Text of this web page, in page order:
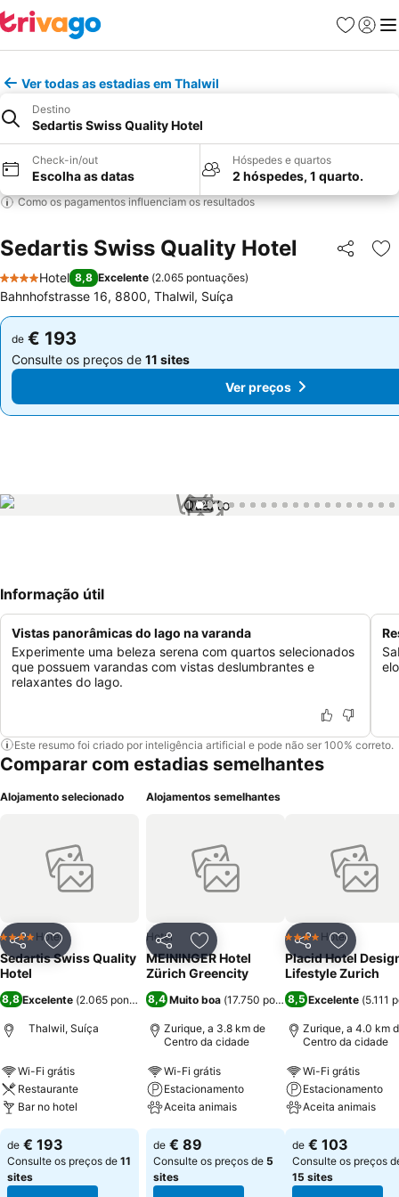
Favoritos
Iniciar
Ver todas as estadias em Thalwil
Destino
Sedartis Swiss Quality Hotel
Check-in/out
Escolha as datas
Hóspedes e quartos
2 hóspedes, 1 quarto.
Como os pagamentos influenciam os resultados
Sedartis Swiss Quality Hotel Partilhar
4 Estrelas
Hotel 8,8 Excelente (2.065 pontuações)
Bahnhofstrasse 16, 8800, Thalwil, Suíça
de € 193
Consulte os preços de 11 sites
de € 193
Consulte os preços de 11 sites
Ver preços
1 / 29
Informação útil
Vistas panorâmicas do lago na varanda
Experimente uma beleza serena com quartos selecionados
que possuem varandas com vistas deslumbrantes e
relaxantes do lago.
Este resumo foi criado por inteligência artificial e pode não ser 100% correto.
Comparar com estadias semelhantes
Alojamento selecionado
PartilharAdicionar aos favoritos
4 EstrelasHotel
Sedartis Swiss Quality
Hotel
8,8 Excelente (2.065 pontuações)
Thalwil, Suíça
Wi-Fi grátis
Restaurante
Bar no hotel
de € 193
Consulte os preços de 11
sites
Alojamentos semelhantes
PartilharAdicionar aos favoritos
Hotel
MEININGER Hotel
Zürich Greencity
8,4 Muito boa (17.750 pontuações)
Zurique, a 3.8 km de
Centro da cidade
Wi-Fi grátis
Estacionamento
Aceita animais
de € 89
Consulte os preços de 5
sites
Partilhar
4 EstrelasHotel
Placid Hotel
Lifestyle Zurich
8,5 Excelente (5.111
Zurique, a 4.0 km
Centro da cidade
Wi-Fi grátis
Estacionamento
Aceita animais
de € 103
Consulte os preços
15 sites